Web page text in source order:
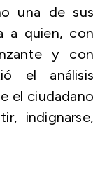
una de sus
a quien, con
y con
el análisis
el ciudadano
indignarse,